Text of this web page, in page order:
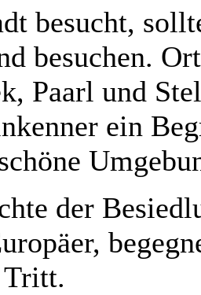
besucht,
besuchen.
Paarl und
ein
der